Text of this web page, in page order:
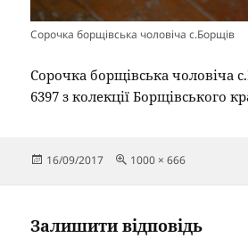
Сорочка борщівська чоловіча с.Борщів
Сорочка борщівська чоловіча
6397 з колекції Борщівського
Опубліковано
16/09/2017
Повний
1000 × 666
Залишити відповідь